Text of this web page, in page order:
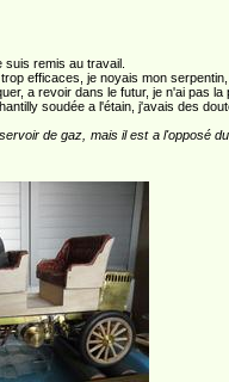
remis au travail.
efficaces, je noyais mon
a revoir dans le futur, je n'ai pas
soudée a l'étain, j'avais des
de gaz, mais il est a l'opposé